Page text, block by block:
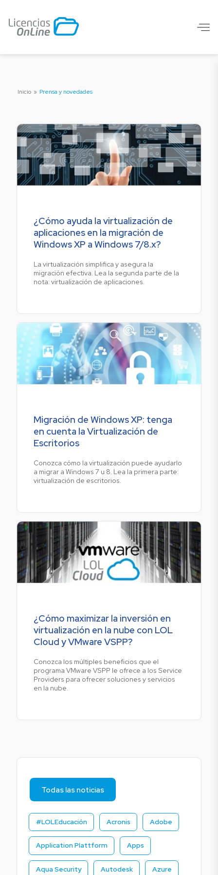
Inicio » Prensa y novedades
Todas las noticias
#LOLEducación Acronis Adobe
Application Plattform Apps
Aqua Security Autodesk Azure
¿Cómo ayuda la virtualización de
aplicaciones en la migración de
Windows XP a Windows 7/8.x?
La virtualización simplifica y asegura la
migración efectiva. Lea la segunda parte de la
nota: virtualización de aplicaciones.
Migración de Windows XP: tenga
en cuenta la Virtualización de
Escritorios
Conozca cómo la virtualización puede ayudarlo
a migrar a Windows 7 u 8. Lea la primera parte:
virtualización de escritorios.
¿Cómo maximizar la inversión en
virtualización en la nube con LOL
Cloud y VMware VSPP?
Conozca los múltiples beneficios que el
programa VMware VSPP le ofrece a los Service
Providers para ofrecer soluciones y servicios
en la nube.